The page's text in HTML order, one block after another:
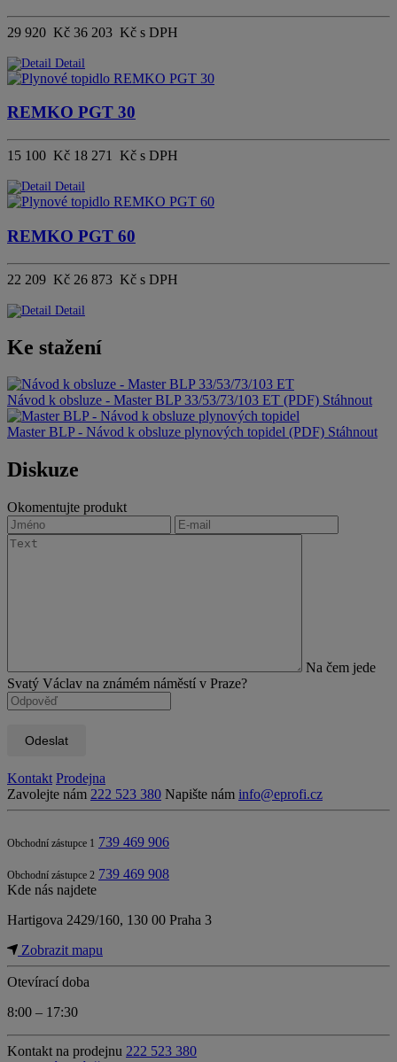
29 920 Kč 36 203 Kč s DPH
Detail
REMKO PGT 30
15 100 Kč 18 271 Kč s DPH
Detail
REMKO PGT 60
22 209 Kč 26 873 Kč s DPH
Detail
Ke stažení
Návod k obsluze - Master BLP 33/53/73/103 ET (PDF) Stáhnout
Master BLP - Návod k obsluze plynových topidel (PDF) Stáhnout
Diskuze
Okomentujte produkt
Na čem jede
Svatý Václav na známém náměstí v Praze?
Odeslat
Kontakt Prodejna
Zavolejte nám 222 523 380 Napište nám info@eprofi.cz
Obchodní zástupce 1 739 469 906
Obchodní zástupce 2 739 469 908
Kde nás najdete
Hartigova 2429/160, 130 00 Praha 3
Zobrazit mapu
Otevírací doba
8:00 – 17:30
Kontakt na prodejnu 222 523 380